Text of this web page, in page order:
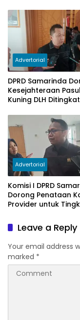
Persatuan
Advertorial
DPRD Samarinda
Kesejahteraan
Kuning DLH
Advertorial
Komisi I DPRD
Dorong Penataan
Provider untuk
Leave a Reply
Your email address
marked *